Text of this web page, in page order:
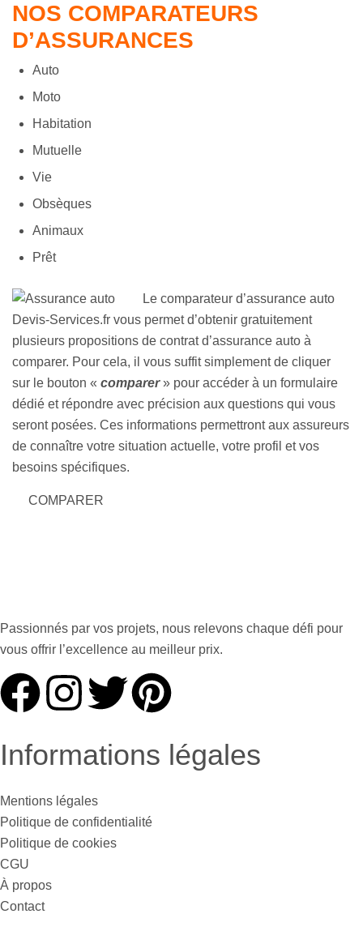
NOS COMPARATEURS
D’ASSURANCES
Auto
Moto
Habitation
Mutuelle
Vie
Obsèques
Animaux
Prêt
Le comparateur d’assurance auto
Devis-Services.fr vous permet d’obtenir gratuitement
plusieurs propositions de contrat d’assurance auto à
comparer. Pour cela, il vous suffit simplement de cliquer
sur le bouton « comparer» pour accéder à un formulaire
dédié et répondre avec précision aux questions qui vous
seront posées. Ces informations permettront aux assureurs
de connaître votre situation actuelle, votre profil et vos
besoins spécifiques.
COMPARER
Passionnés par vos projets, nous relevons chaque défi pour
vous offrir l’excellence au meilleur prix.
Informations légales
Mentions légales
Politique de confidentialité
Politique de cookies
CGU
À propos
Contact